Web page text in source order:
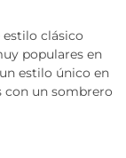
estilo clásico
populares en
estilo único en
con un sombrero